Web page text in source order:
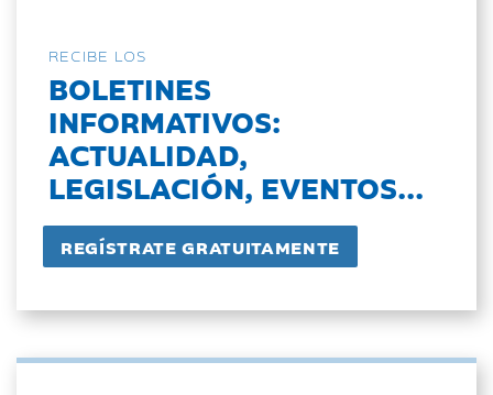
RECIBE LOS
BOLETINES
INFORMATIVOS:
ACTUALIDAD,
LEGISLACIÓN, EVENTOS...